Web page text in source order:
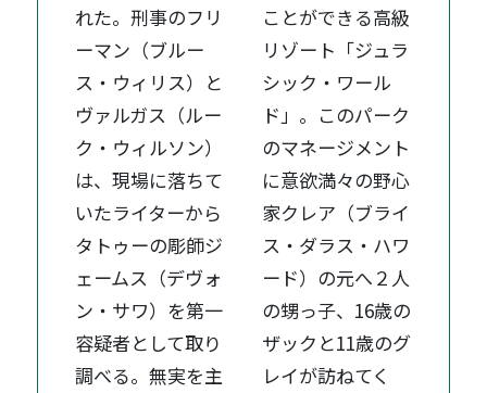
れた。刑事のフリ
ーマン（ブルー
ス・ウィリス）と
ヴァルガス（ルー
ク・ウィルソン）
は、現場に落ちて
いたライターから
タトゥーの彫師ジ
ェームス（デヴォ
ン・サワ）を第一
容疑者として取り
調べる。無実を主
ことができる高級
リゾート「ジュラ
シック・ワール
ド」。このパーク
のマネージメント
に意欲満々の野心
家クレア（ブライ
ス・ダラス・ハワ
ード）の元へ２人
の甥っ子、16歳の
ザックと11歳のグ
レイが訪ねてく